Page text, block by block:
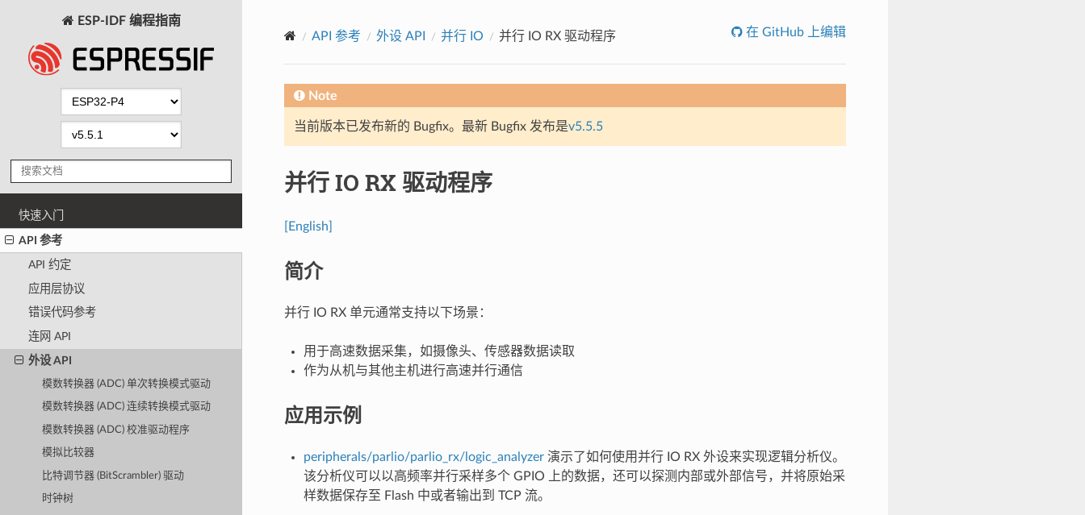
ESP-IDF 编程指南
快速入门
API 参考
API 约定
应用层协议
错误代码参考
连网 API
外设 API
模数转换器 (ADC) 单次转换模式驱动
模数转换器 (ADC) 连续转换模式驱动
模数转换器 (ADC) 校准驱动程序
模拟比较器
比特调节器 (BitScrambler) 驱动
时钟树
API 参考 外设 API 并行 IO 并行 IO RX 驱动程序 在 GitHub 上编辑
Note
当前版本已发布新的 Bugfix。最新 Bugfix 发布是v5.5.5
并行 IO RX 驱动程序
[English]
简介
并行 IO RX 单元通常支持以下场景：
用于高速数据采集，如摄像头、传感器数据读取
作为从机与其他主机进行高速并行通信
应用示例
peripherals/parlio/parlio_rx/logic_analyzer演示了如何使用并行 IO RX 外设来实现逻辑分析仪。
该分析仪可以以高频率并行采样多个 GPIO 上的数据，还可以探测内部或外部信号，并将原始采
样数据保存至 Flash 中或者输出到 TCP 流。